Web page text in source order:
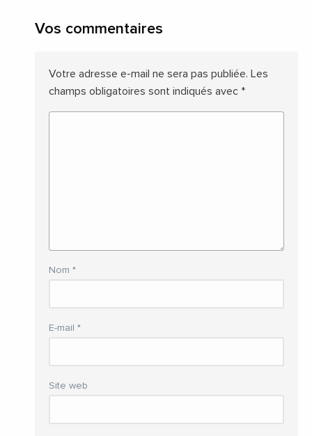
Vos commentaires
Votre adresse e-mail ne sera pas publiée. Les
champs obligatoires sont indiqués avec *
Nom *
E-mail *
Site web